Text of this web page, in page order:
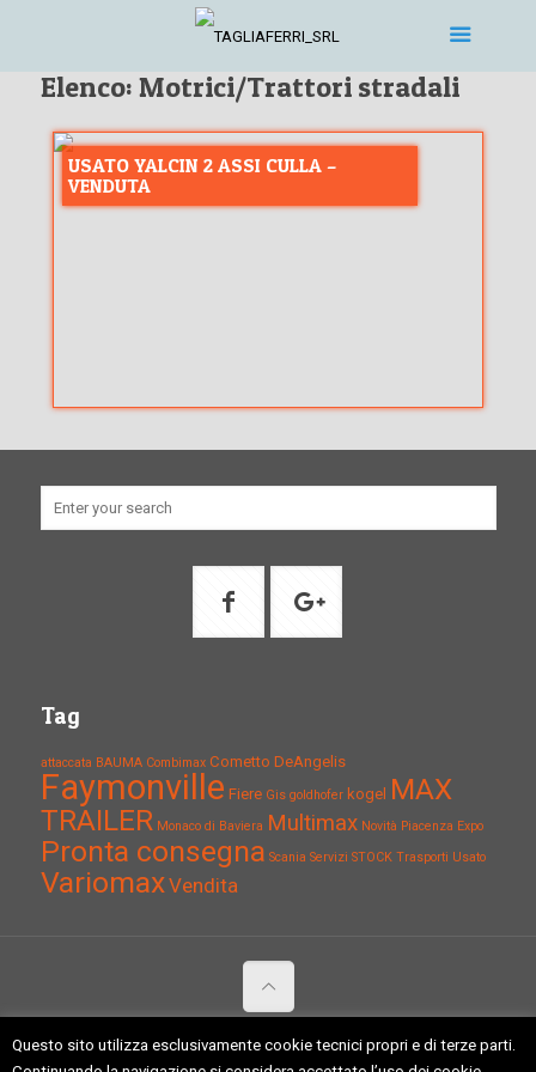
Elenco: Motrici/Trattori stradali
USATO YALCIN 2 ASSI CULLA –
VENDUTA
Tag
attaccata BAUMA Combimax Cometto DeAngelis
Faymonville Fiere Gis goldhofer kogel MAX
TRAILER Monaco di Baviera Multimax Novità Piacenza Expo
Pronta consegna Scania Servizi STOCK Trasporti Usato
VariomaxVendita
Copyright 2015 Tagliaferri Giuliano S.r.l. - 29017 Fiorenzuola (PC) -
P.iva: 01317860334 C.F.:01317860334 -Politica della qualità-
Questo sito utilizza esclusivamente cookie tecnici propri e di terze parti.